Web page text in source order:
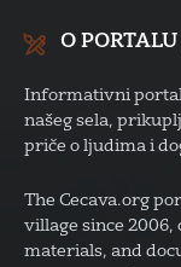
O
Informativni portal
našeg sela,
priče o ljudima i
The Cecava.org
village since 2006,
materials, and